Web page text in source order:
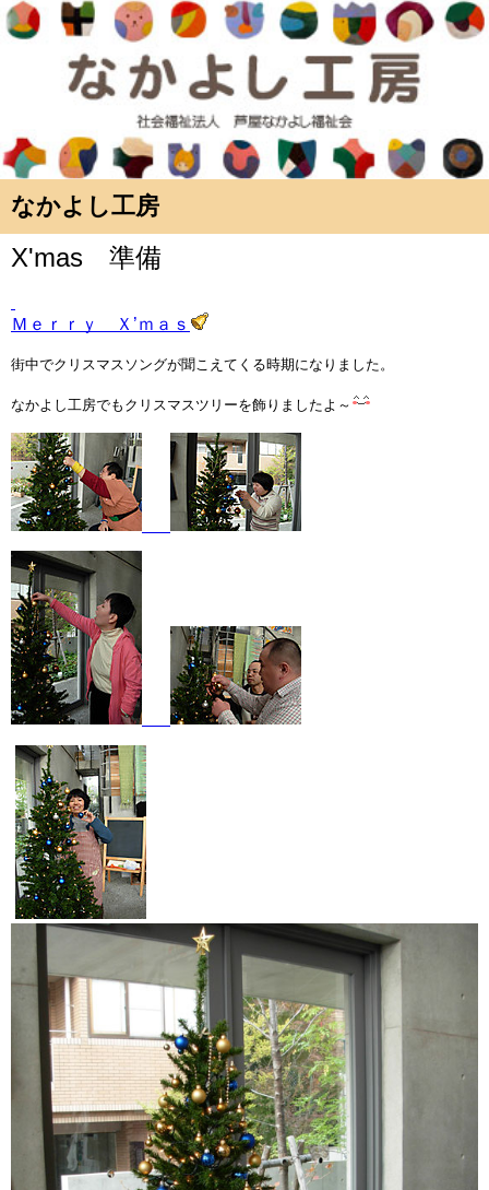
なかよし工房
X'mas 準備
Ｍｅｒｒｙ Ｘ’ｍａｓ
街中でクリスマスソングが聞こえてくる時期になりました。
なかよし工房でもクリスマスツリーを飾りましたよ～